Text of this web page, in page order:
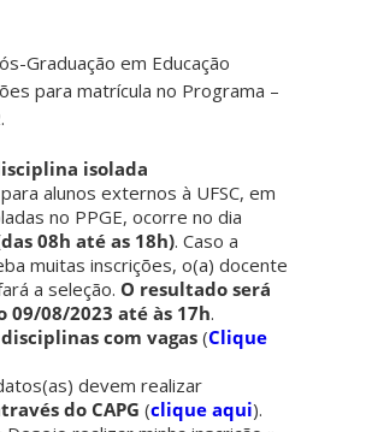
Graduação em Educação
para matrícula no Programa –
isolada
alunos externos à UFSC, em
no PPGE, ocorre no dia
08h até as 18h). Caso a
muitas inscrições, o(a) docente
a seleção. O resultado será
09/08/2023 até às 17h.
com vagas(Clique
devem realizar
do CAPG (clique aqui).